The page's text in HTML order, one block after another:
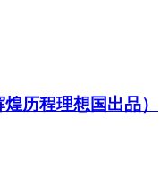
历程理想国出品）